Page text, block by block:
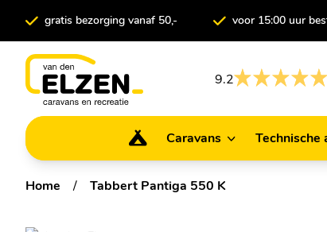
gratis bezorging vanaf 50,- voor 15:00 uur
9.2
Caravans
Technische
Home / Tabbert Pantiga 550 K